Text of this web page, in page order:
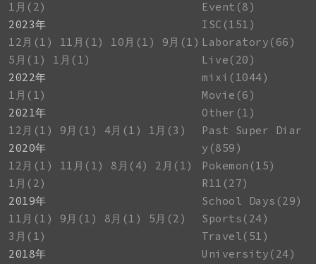
1月(2)
2023年
12月(1)
11月(1) 10月(1)
9月(1)
5月(1)
1月(1)
2022年
1月(1)
2021年
12月(1)
9月(1) 4月(1)
1月(3)
2020年
12月(1)
11月(1) 8月(4)
2月(1)
1月(2)
2019年
11月(1)
9月(1) 8月(1)
5月(2)
3月(1)
2018年
Event(8)
ISC(151)
Laboratory(66)
Live(20)
mixi(1044)
Movie(6)
Other(1)
Past Super Diar
y(859)
Pokemon(15)
R11(27)
School Days(29)
Sports(24)
Travel(51)
University(24)